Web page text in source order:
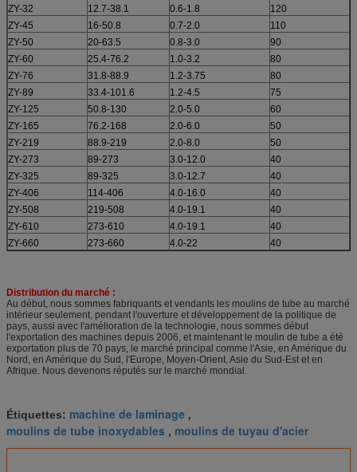
ZY-32
12.7-38.1 0.6-1.8
120
ZY-45
16-50.8 0.7-2.0
110
ZY-50
20-63.5 0.8-3.0
90
ZY-60
25.4-76.2 1.0-3.2
80
ZY-76
31.8-88.9 1.2-3.75
80
ZY-89
33.4-101.6 1.2-4.5
75
ZY-125
50.8-130 2.0-5.0
60
ZY-165
76.2-168 2.0-6.0
50
ZY-219
88.9-219 2.0-8.0
50
ZY-273
89-273 3.0-12.0
40
ZY-325
89-325 3.0-12.7
40
ZY-406
114-406 4.0-16.0
40
ZY-508
219-508 4.0-19.1
40
ZY-610
273-610 4.0-19.1
40
ZY-660
273-660 4.0-22 40
Distribution du marché :
Au début, nous sommes fabriquants et vendants les moulins de tube au marché
intérieur seulement, pendant l'ouverture et développement de la politique de
pays, aussi avec l'amélioration de la technologie, nous sommes début
l'exportation des machines depuis 2006, et maintenant le moulin de tube a été
exportation plus de 70 pays, le marché principal comme l'Asie, en Amérique du
Nord, en Amérique du Sud, l'Europe, Moyen-Orient, Asie du Sud-Est et en
Afrique. Nous devenons réputés sur le marché mondial.
Étiquettes: machine de laminage ,
moulins de tube inoxydables , moulins de tuyau d'acier